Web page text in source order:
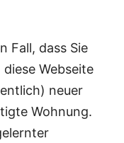
Fall, dass Sie
Webseite
neuer
Wohnung.